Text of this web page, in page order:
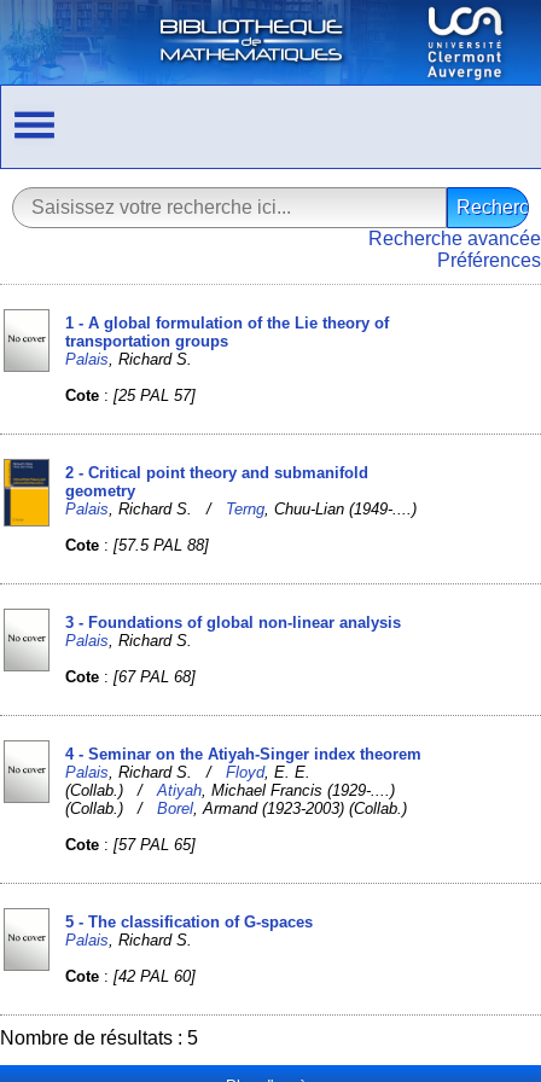
Recherche avancée
Préférences
1 - A global formulation of the Lie theory of
transportation groups
Palais , Richard S.
Cote :[25 PAL 57]
2 - Critical point theory and submanifold
geometry
Palais , Richard S. / Terng , Chuu-Lian (1949-....)
Cote :[57.5 PAL 88]
3 - Foundations of global non-linear analysis
Palais , Richard S.
Cote :[67 PAL 68]
4 - Seminar on the Atiyah-Singer index theorem
Palais , Richard S. /Floyd, E. E.
(Collab.) /Atiyah , Michael Francis (1929-....)
(Collab.) /Borel , Armand (1923-2003) (Collab.)
Cote :[57 PAL 65]
5 - The classification of G-spaces
Palais , Richard S.
Cote :[42 PAL 60]
Nombre de résultats : 5